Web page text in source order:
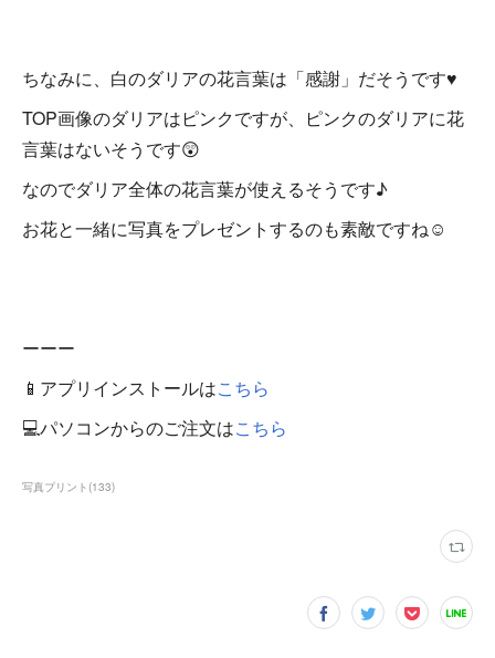
ちなみに、白のダリアの花言葉は「感謝」だそうです♥
TOP画像のダリアはピンクですが、ピンクのダリアに花
言葉はないそうです😲
なのでダリア全体の花言葉が使えるそうです♪
お花と一緒に写真をプレゼントするのも素敵ですね☺
ーーー
📱アプリインストールはこちら
💻パソコンからのご注文はこちら
写真プリント (133)